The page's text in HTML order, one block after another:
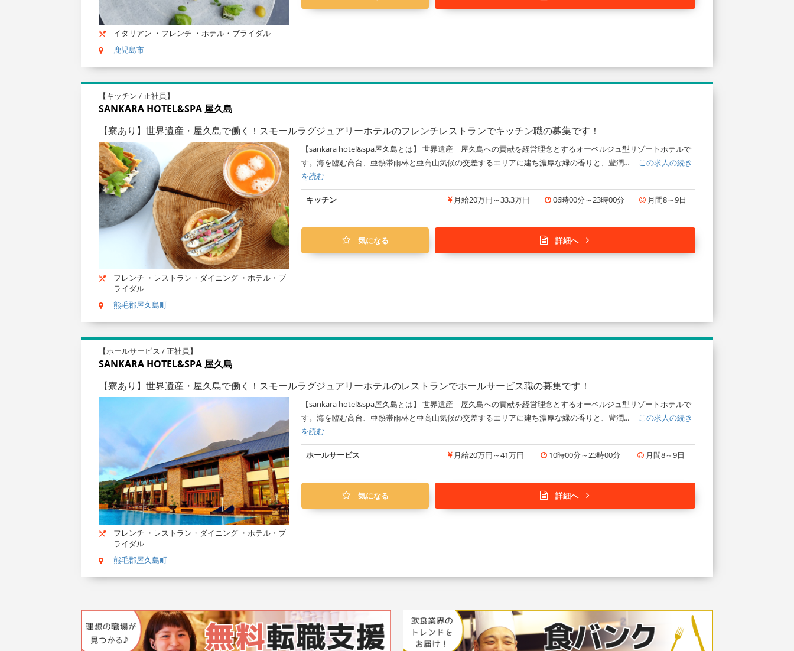
イタリアン ・フレンチ ・ホテル・ブライダル
鹿児島市
【キッチン / 正社員】
SANKARA HOTEL&SPA 屋久島
【寮あり】世界遺産・屋久島で働く！スモールラグジュアリーホテルのフレンチレストランでキッチン職の募集です！
フレンチ ・レストラン・ダイニング ・ホテル・ブ
ライダル
熊毛郡屋久島町
【sankara hotel&spa屋久島とは】 世界遺産 屋久島への貢献を経営理念とするオーベルジュ型リゾートホテルで
す。海を臨む高台、亜熱帯雨林と亜高山気候の交差するエリアに建ち濃厚な緑の香りと、豊潤... この求人の続き
を読む
キッチン 月給20万円～33.3万円 06時00分～23時00分 月間8～9日
気になる 詳細へ
【ホールサービス / 正社員】
SANKARA HOTEL&SPA 屋久島
【寮あり】世界遺産・屋久島で働く！スモールラグジュアリーホテルのレストランでホールサービス職の募集です！
フレンチ ・レストラン・ダイニング ・ホテル・ブ
ライダル
熊毛郡屋久島町
【sankara hotel&spa屋久島とは】 世界遺産 屋久島への貢献を経営理念とするオーベルジュ型リゾートホテルで
す。海を臨む高台、亜熱帯雨林と亜高山気候の交差するエリアに建ち濃厚な緑の香りと、豊潤... この求人の続き
を読む
ホールサービス 月給20万円～41万円 10時00分～23時00分 月間8～9日
気になる 詳細へ